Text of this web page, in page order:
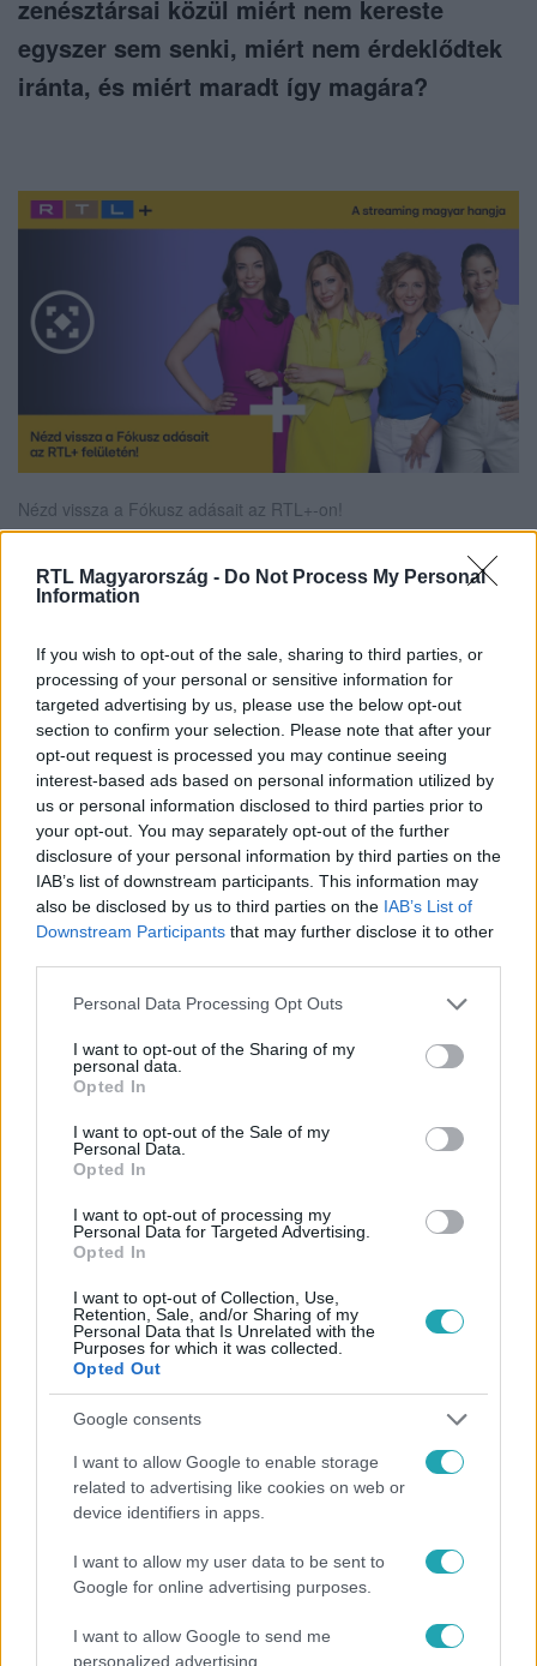
RTL Magyarország - Do Not Process My Personal
Information
If you wish to opt-out of the sale, sharing to third parties, or
processing of your personal or sensitive information for
targeted advertising by us, please use the below opt-out
section to confirm your selection. Please note that after your
opt-out request is processed you may continue seeing
interest-based ads based on personal information utilized by
us or personal information disclosed to third parties prior to
your opt-out. You may separately opt-out of the further
disclosure of your personal information by third parties on the
IAB’s list of downstream participants. This information may
also be disclosed by us to third parties on the IAB’s List of
Downstream Participants that may further disclose it to other
Please note that this website/app uses one or more Google
not limited to your visit or usage behaviour. You may click to
grant or deny consent to Google and its third-party tags to
use your data for below specified purposes in below Google
consent section.
Personal Data Processing Opt Outs
I want to opt-out of the Sharing of my
personal data.
Opted In
I want to opt-out of the Sale of my
Personal Data.
Opted In
I want to opt-out of processing my
Personal Data for Targeted Advertising.
Opted In
I want to opt-out of Collection, Use,
Retention, Sale, and/or Sharing of my
Personal Data that Is Unrelated with the
Purposes for which it was collected.
Opted Out
Google consents
I want to allow Google to enable storage
related to advertising like cookies on web or
device identifiers in apps.
I want to allow my user data to be sent to
Google for online advertising purposes.
I want to allow Google to send me
personalized advertising.
zenésztársai közül miért nem kereste
egyszer sem senki, miért nem érdeklődtek
iránta, és miért maradt így magára?
Nézd vissza a Fókusz adásait az RTL+-on!
Kövess minket, és értesülj a friss hírekről a
Követem
NEOTON FAMÍLIA DOBOS ZENÉSZ
Népszerű